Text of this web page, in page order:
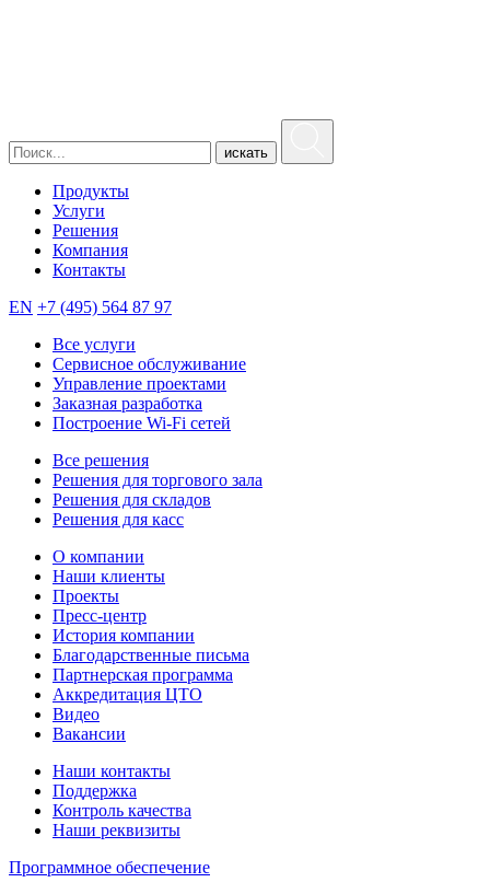
искать
Продукты
Услуги
Решения
Компания
Контакты
EN +7 (495) 564 87 97
Все услуги
Сервисное обслуживание
Управление проектами
Заказная разработка
Построение Wi-Fi сетей
Все решения
Решения для торгового зала
Решения для складов
Решения для касс
О компании
Наши клиенты
Проекты
Пресс-центр
История компании
Благодарственные письма
Партнерская программа
Аккредитация ЦТО
Видео
Вакансии
Наши контакты
Поддержка
Контроль качества
Наши реквизиты
Программное обеспечение